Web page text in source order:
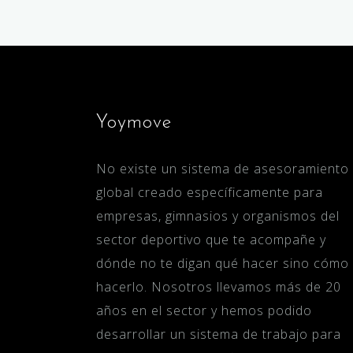
Yoymove
No existe un sistema de asesoramiento
global creado específicamente para
empresas, gimnasios y organismos del
sector deportivo que te acompañe y
dónde no te digan qué hacer sino cómo
hacerlo. Nosotros llevamos más de 20
años en el sector y hemos podido
desarrollar un sistema de trabajo para